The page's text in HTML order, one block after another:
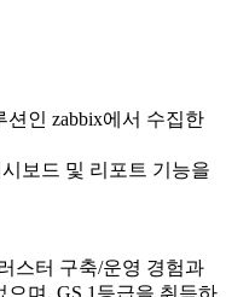
인 zabbix에서 수집한
보드 및 리포트 기능을
스터 구축/운영 경험과
며, GS 1등급을 취득하